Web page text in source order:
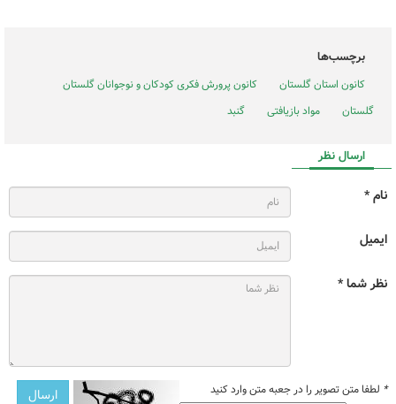
برچسب‌ها
کانون استان گلستان
کانون پرورش فکری کودکان و نوجوانان گلستان
گلستان
مواد بازیافتی گنبد
ارسال نظر
نام *
ایمیل
نظر شما *
* لطفا متن تصویر را در جعبه متن وارد کنید